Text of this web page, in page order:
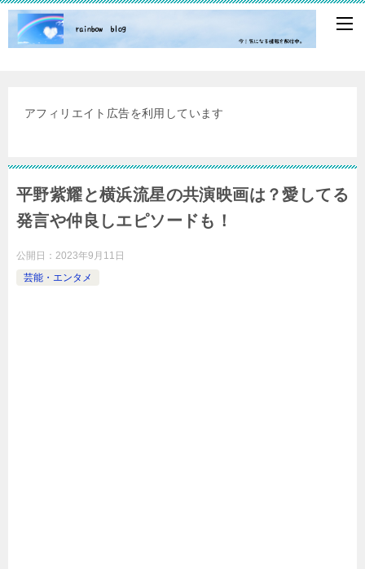
アフィリエイト広告を利用しています
平野紫耀と横浜流星の共演映画は？愛してる
発言や仲良しエピソードも！
公開日： 2023年9月11日
芸能・エンタメ